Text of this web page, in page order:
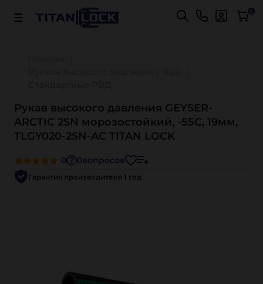
Важно! Для оплаты заказов Подробнее 0
Рукав высокого давления GEYSER-
ARCTIC 2SN морозостойкий, -55С, 19мм,
TLGY020-2SN-AC TITAN LOCK
0 0вопросов
Гарантия производителя 1 год